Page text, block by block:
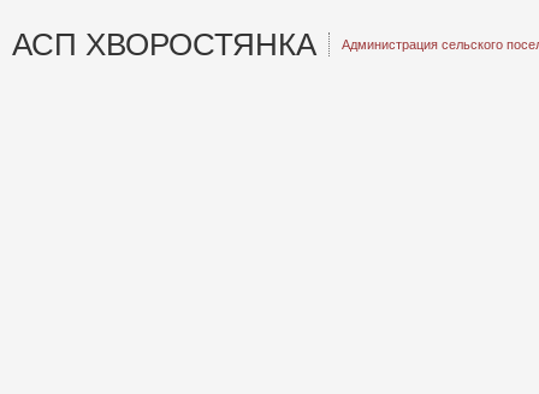
АСП ХВОРОСТЯНКА Администрация сельского